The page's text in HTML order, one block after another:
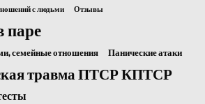
с людьми Отзывы
паре
семейные отношения Панические атаки
травма ПТСР КПТСР